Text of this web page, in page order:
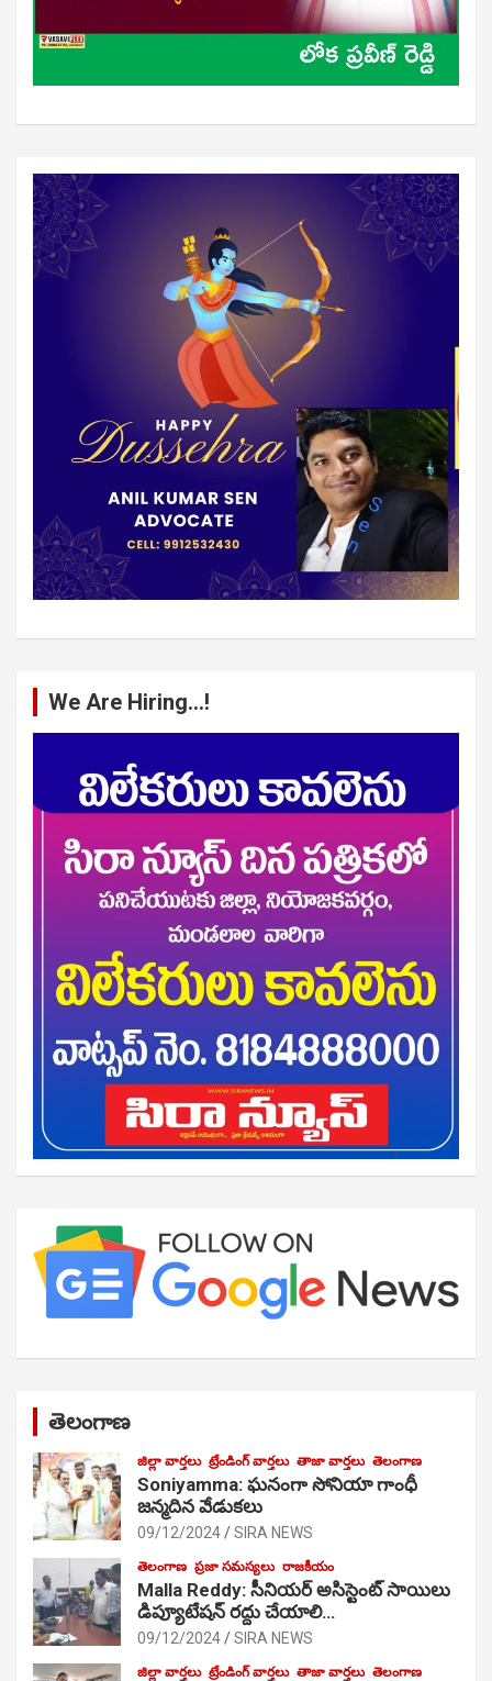
We Are Hiring…!
తెలంగాణ
జిల్లా వార్తలు ట్రేండింగ్ వార్తలు తాజా వార్తలు తెలంగాణ
Soniyamma: ఘ‌నంగా సోనియా గాంధీ
జ‌న్మ‌దిన వేడుక‌లు
09/12/2024 SIRA NEWS
తెలంగాణ ప్రజా సమస్యలు రాజకీయం
Malla Reddy: సీనియర్ అసిస్టెంట్ సాయిలు
డిప్యూటేషన్ రద్దు చేయాలి…
09/12/2024 SIRA NEWS
జిల్లా వార్తలు ట్రేండింగ్ వార్తలు తాజా వార్తలు తెలంగాణ